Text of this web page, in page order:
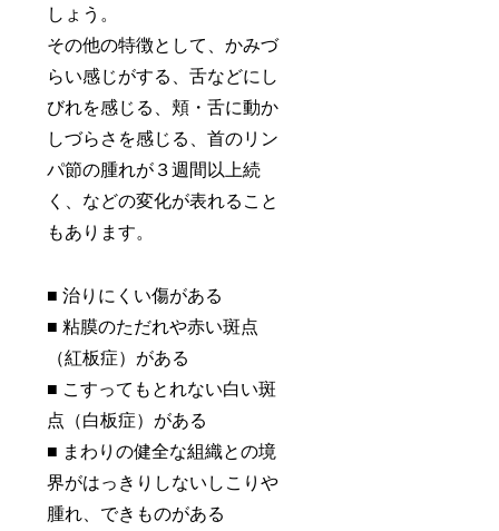
しょう。
その他の特徴として、かみづ
らい感じがする、舌などにし
びれを感じる、頬・舌に動か
しづらさを感じる、首のリン
パ節の腫れが３週間以上続
く、などの変化が表れること
もあります。
■ 治りにくい傷がある
■ 粘膜のただれや赤い斑点
（紅板症）がある
■ こすってもとれない白い斑
点（白板症）がある
■ まわりの健全な組織との境
界がはっきりしないしこりや
腫れ、できものがある